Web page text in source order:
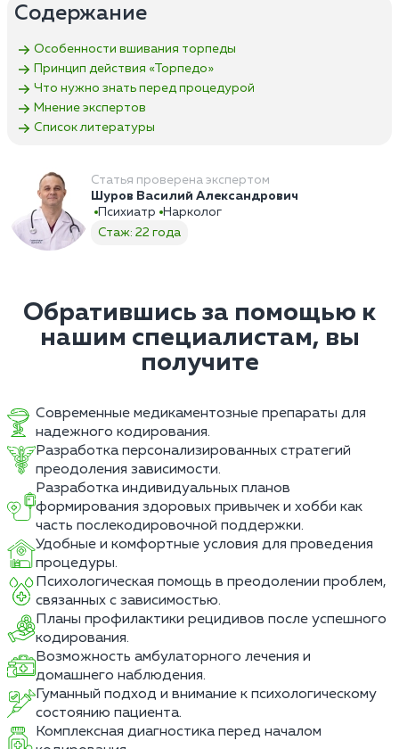
Содержание
Особенности вшивания торпеды
Принцип действия «Торпедо»
Что нужно знать перед процедурой
Мнение экспертов
Список литературы
Статья проверена экспертом
Шуров Василий Александрович
Психиатр
Нарколог
Стаж: 22 года
Обратившись за помощью к
нашим специалистам, вы
получите
Современные медикаментозные препараты для
надежного кодирования.
Разработка персонализированных стратегий
преодоления зависимости.
Разработка индивидуальных планов
формирования здоровых привычек и хобби как
часть послекодировочной поддержки.
Удобные и комфортные условия для проведения
процедуры.
Психологическая помощь в преодолении проблем,
связанных с зависимостью.
Планы профилактики рецидивов после успешного
кодирования.
Возможность амбулаторного лечения и
домашнего наблюдения.
Гуманный подход и внимание к психологическому
состоянию пациента.
Комплексная диагностика перед началом